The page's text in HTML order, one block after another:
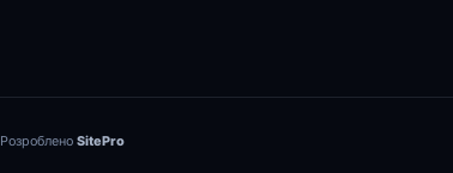
Розроблено SitePro